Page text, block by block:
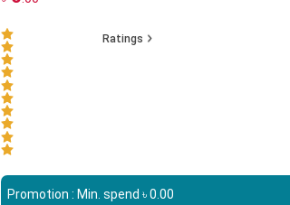
Ratings
Promotion : Min. spend ৳0.00